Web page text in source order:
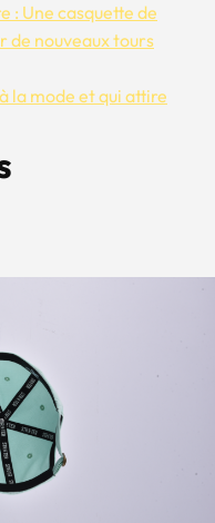
: Une casquette de
de nouveaux tours
la mode et qui attire